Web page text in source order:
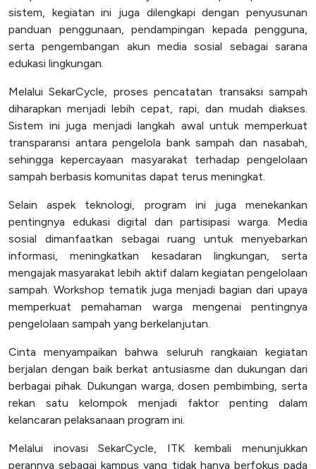
sistem, kegiatan ini juga dilengkapi dengan penyusunan
panduan penggunaan, pendampingan kepada pengguna,
serta pengembangan akun media sosial sebagai sarana
edukasi lingkungan.
Melalui SekarCycle, proses pencatatan transaksi sampah
diharapkan menjadi lebih cepat, rapi, dan mudah diakses.
Sistem ini juga menjadi langkah awal untuk memperkuat
transparansi antara pengelola bank sampah dan nasabah,
sehingga kepercayaan masyarakat terhadap pengelolaan
sampah berbasis komunitas dapat terus meningkat.
Selain aspek teknologi, program ini juga menekankan
pentingnya edukasi digital dan partisipasi warga. Media
sosial dimanfaatkan sebagai ruang untuk menyebarkan
informasi, meningkatkan kesadaran lingkungan, serta
mengajak masyarakat lebih aktif dalam kegiatan pengelolaan
sampah. Workshop tematik juga menjadi bagian dari upaya
memperkuat pemahaman warga mengenai pentingnya
pengelolaan sampah yang berkelanjutan.
Cinta menyampaikan bahwa seluruh rangkaian kegiatan
berjalan dengan baik berkat antusiasme dan dukungan dari
berbagai pihak. Dukungan warga, dosen pembimbing, serta
rekan satu kelompok menjadi faktor penting dalam
kelancaran pelaksanaan program ini.
Melalui inovasi SekarCycle, ITK kembali menunjukkan
perannya sebagai kampus yang tidak hanya berfokus pada